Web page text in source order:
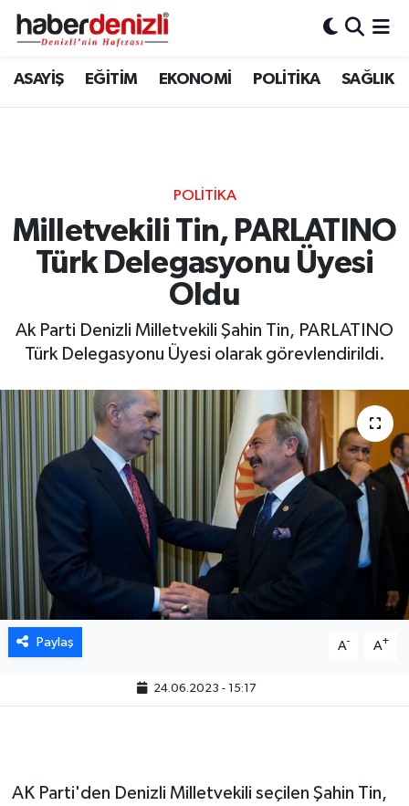
ASAYİŞ EĞİTİM EKONOMİ POLİTİKA SAĞLIK
POLİTİKA
Milletvekili Tin, PARLATINO
Türk Delegasyonu Üyesi
Oldu
Ak Parti Denizli Milletvekili Şahin Tin, PARLATINO
Türk Delegasyonu Üyesi olarak görevlendirildi.
Paylaş A- A+
24.06.2023 - 15:17
AK Parti'den Denizli Milletvekili seçilen Şahin Tin,
Denizli Nöbetçi Eczaneler
Tüm Manşetler
Son Dakika Haberleri
Haber Arşivi